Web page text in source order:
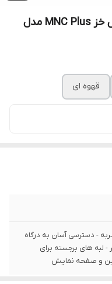
کیف موبایل مگنتی درجه یک داخل خز MNC Plus مدل
قهوه ای
- دسترسی آسان به درگاه‌
- لبه های برجسته برای
و صفحه نمایش